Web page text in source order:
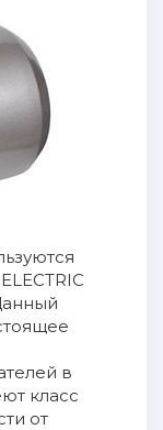
в
класс
от